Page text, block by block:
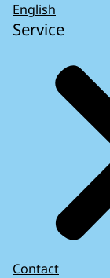
English
Service
Contact